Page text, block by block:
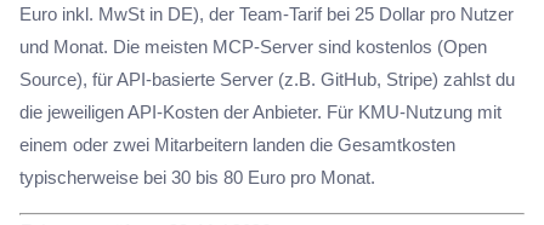
Euro inkl. MwSt in DE), der Team-Tarif bei 25 Dollar pro Nutzer
und Monat. Die meisten MCP-Server sind kostenlos (Open
Source), für API-basierte Server (z.B. GitHub, Stripe) zahlst du
die jeweiligen API-Kosten der Anbieter. Für KMU-Nutzung mit
einem oder zwei Mitarbeitern landen die Gesamtkosten
typischerweise bei 30 bis 80 Euro pro Monat.